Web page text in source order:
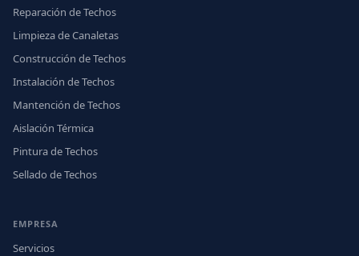
Reparación de Techos
Limpieza de Canaletas
Construcción de Techos
Instalación de Techos
Mantención de Techos
Aislación Térmica
Pintura de Techos
Sellado de Techos
EMPRESA
Servicios